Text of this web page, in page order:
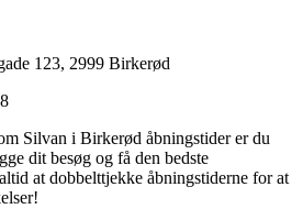
123, 2999 Birkerød
Silvan i Birkerød åbningstider er du
dit besøg og få den bedste
at dobbelttjekke åbningstiderne for at